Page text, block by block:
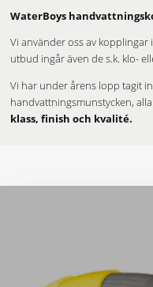
WaterBoys
Vi använder oss av kopplingar
utbud ingår även de s.k. klo-
Vi har under årens lopp tagit
handvattningsmunstycken,
klass, finish och kvalité.